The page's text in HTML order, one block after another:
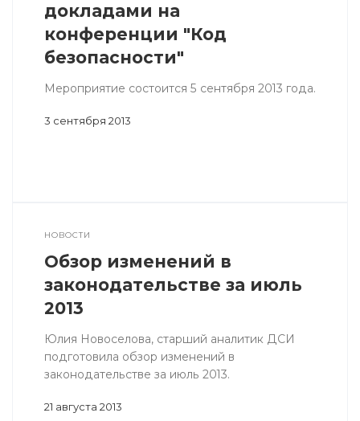
докладами на
конференции "Код
безопасности"
Мероприятие состоится 5 сентября 2013 года.
3 сентября 2013
НОВОСТИ
Обзор изменений в
законодательстве за июль
2013
Юлия Новоселова, старший аналитик ДСИ
подготовила обзор изменений в
законодательстве за июль 2013.
21 августа 2013